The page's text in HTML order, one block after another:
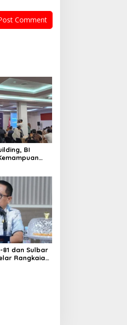
BI
81 dan Sulbar
Rangkaian